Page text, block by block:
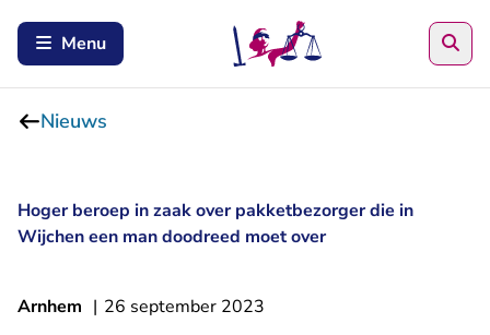
Menu
Nieuws
Hoger beroep in zaak over pakketbezorger die in
Wijchen een man doodreed moet over
Arnhem | 26 september 2023